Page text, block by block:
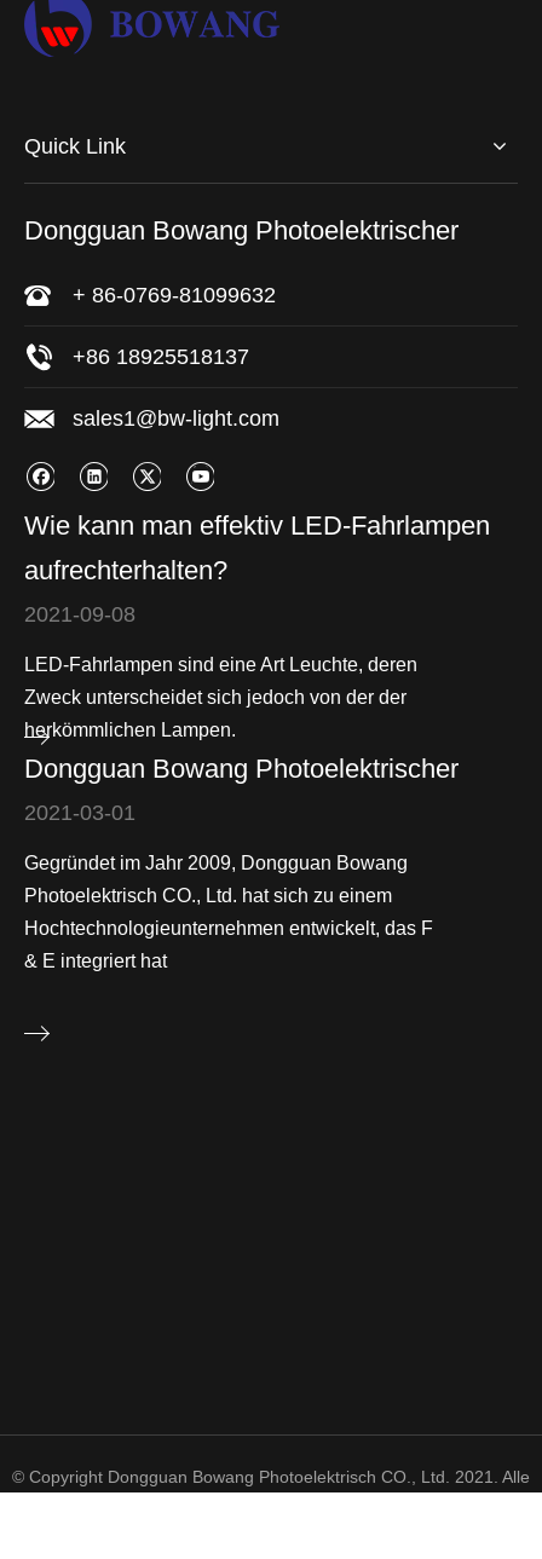
Quick Link
Dongguan Bowang Photoelektrischer
+ 86-0769-81099632
+86 18925518137
sales1@bw-light.com
Wie kann man effektiv LED-Fahrlampen
aufrechterhalten?
2021-09-08
LED-Fahrlampen sind eine Art Leuchte, deren
Zweck unterscheidet sich jedoch von der der
herkömmlichen Lampen.
Dongguan Bowang Photoelektrischer
2021-03-01
Gegründet im Jahr 2009, Dongguan Bowang
Photoelektrisch CO., Ltd. hat sich zu einem
Hochtechnologieunternehmen entwickelt, das F
& E integriert hat
© Copyright Dongguan Bowang Photoelektrisch CO., Ltd. 2021. Alle